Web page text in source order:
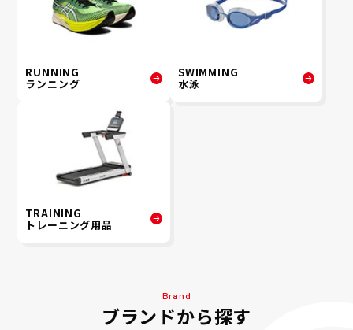
RUNNING
ランニング
SWIMMING
水泳
TRAINING
トレーニング用品
Brand
ブランドから探す